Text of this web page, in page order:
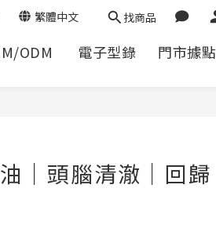
繁體中文 找商品
ODM 電子型錄 門市據點
｜頭腦清澈｜回歸